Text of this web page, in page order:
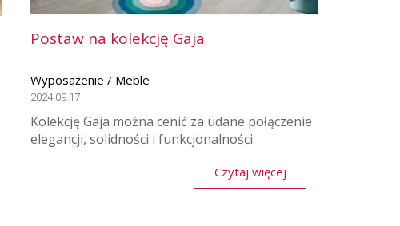
Postaw na kolekcję Gaja
Wyposażenie / Meble
2024.09.17
Kolekcję Gaja można cenić za udane połączenie
elegancji, solidności i funkcjonalności.
Czytaj więcej